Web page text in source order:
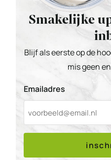
Smakelijke
Blijf als eerste op de
mis geen
Emailadres